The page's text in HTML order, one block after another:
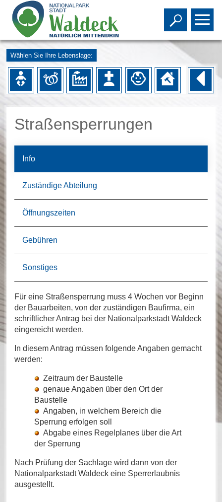
Toggle
Wählen Sie Ihre Lebenslage:
Straßensperrungen
Info
Zuständige Abteilung
Öffnungszeiten
Gebühren
Sonstiges
Für eine Straßensperrung muss 4 Wochen vor Beginn
der Bauarbeiten, von der zuständigen Baufirma, ein
schriftlicher Antrag bei der Nationalparkstadt Waldeck
eingereicht werden.
In diesem Antrag müssen folgende Angaben gemacht
werden:
Zeitraum der Baustelle
genaue Angaben über den Ort der
Baustelle
Angaben, in welchem Bereich die
Sperrung erfolgen soll
Abgabe eines Regelplanes über die Art
der Sperrung
Nach Prüfung der Sachlage wird dann von der
Nationalparkstadt Waldeck eine Sperrerlaubnis
ausgestellt.